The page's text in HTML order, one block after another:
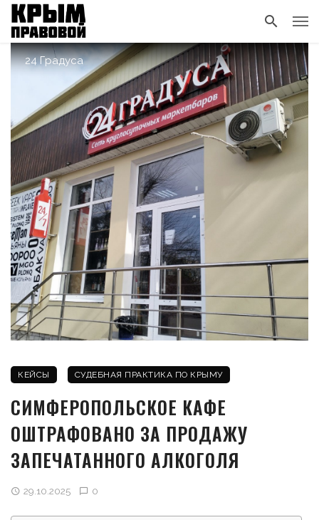
24 Градуса
КЕЙСЫ СУДЕБНАЯ ПРАКТИКА ПО КРЫМУ
СИМФЕРОПОЛЬСКОЕ КАФЕ
ОШТРАФОВАНО ЗА ПРОДАЖУ
ЗАПЕЧАТАННОГО АЛКОГОЛЯ
29.10.2025 0